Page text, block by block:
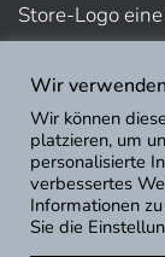
Store-Logo
Impressum
Datenschutz
Wir
Wir können
platzieren, um
personalisierte
verbessertes
Informationen
Sie die